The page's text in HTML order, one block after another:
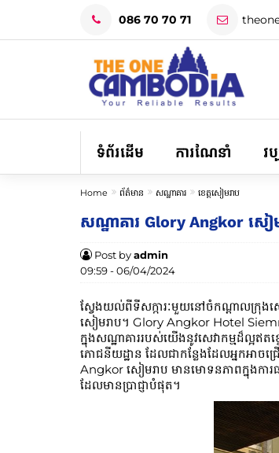
086 70 70 71
ទំព័រដើម ការណែនាំ វ
Home ព័ត៌មាន សណ្ឋាគារ ខេត្តសៀមរាប
សណ្ឋាគារ Glory Angkor សៀ
Post byadmin
09:59 - 06/04/2024
ស្វែងយល់ពីទីសក្ការៈមួយនៅចំកណ្តាលក្រុងស
សៀមរាប។ Glory Angkor Hotel
ក្នុងសណ្ឋាគាររបស់យើងនូវសេវាកម្មដ៏ល្អ
ភោជនីយដ្ឋាន ដែលជាកន្លែងដែលអ្នកអា
Angkor សៀមរាប មានមោទនភាពក្នុងការធ
ដែលមានប្រាជ្ញាបំផុត។